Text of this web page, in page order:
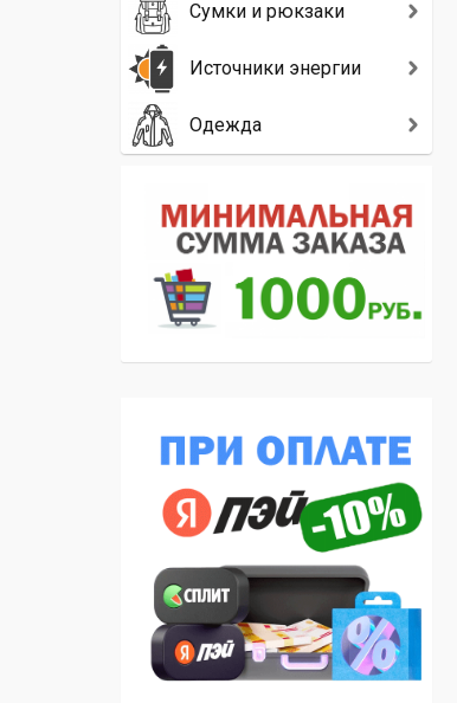
Сумки и рюкзаки
Источники энергии
Одежда